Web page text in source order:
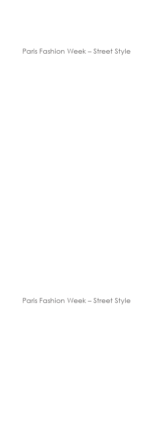
Paris Fashion Week – Street Style
Paris Fashion Week – Street Style